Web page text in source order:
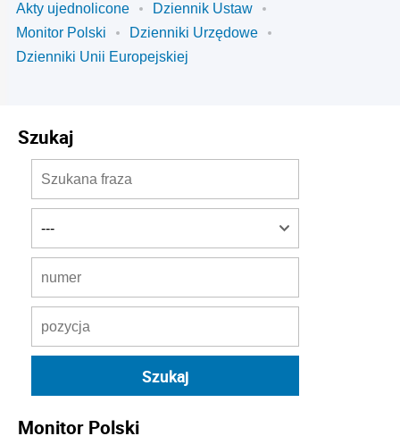
Akty ujednolicone
Dziennik Ustaw
Monitor Polski
Dzienniki Urzędowe
Dzienniki Unii Europejskiej
Szukaj
Monitor Polski